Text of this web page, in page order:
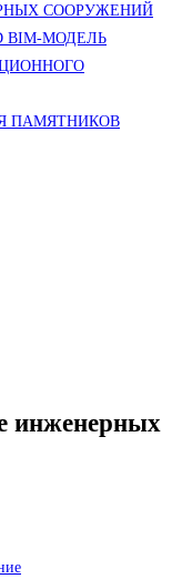
СООРУЖЕНИЙ
BIM-МОДЕЛЬ
ПАМЯТНИКОВ
инженерных